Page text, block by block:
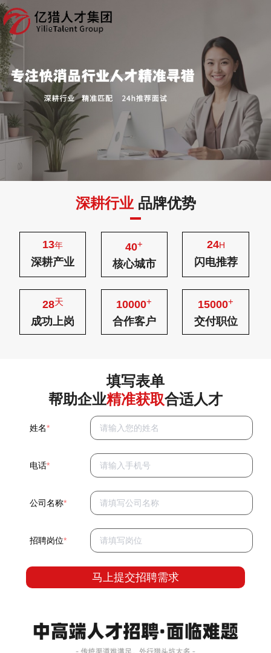
深耕行业品牌优势
13年
深耕产业
40+
核心城市
24H
闪电推荐
28天
成功上岗
10000+
合作客户
15000+
交付职位
填写表单
帮助企业精准获取合适人才
姓名*
电话*
公司名称*
招聘岗位*
马上提交招聘需求